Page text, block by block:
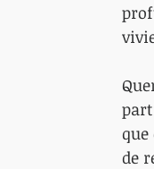
de